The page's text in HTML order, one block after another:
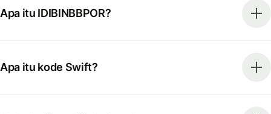
Apa itu IDIBINBBPOR?
Apa itu kode Swift?